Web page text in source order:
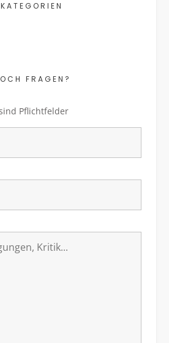
KATEGORIEN
FRAGEN?
Pflichtfelder